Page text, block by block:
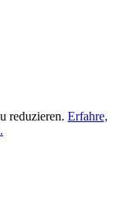
reduzieren. Erfahre,